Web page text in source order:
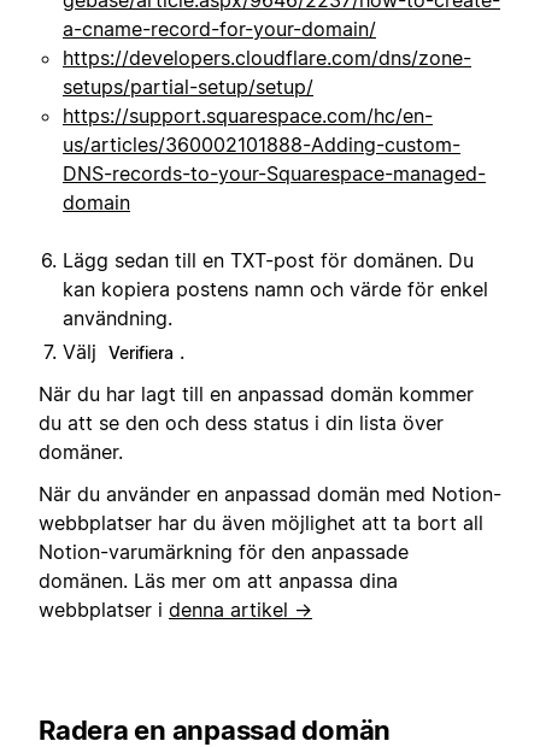
a-cname-record-for-your-domain/
https://developers.cloudflare.com/dns/zone-
setups/partial-setup/setup/
https://support.squarespace.com/hc/en-
us/articles/360002101888-Adding-custom-
DNS-records-to-your-Squarespace-managed-
domain
Lägg sedan till en TXT-post för domänen. Du
kan kopiera postens namn och värde för enkel
användning.
Välj
Verifiera .
När du har lagt till en anpassad domän kommer
du att se den och dess status i din lista över
domäner.
När du använder en anpassad domän med Notion-
webbplatser har du även möjlighet att ta bort all
Notion-varumärkning för den anpassade
domänen. Läs mer om att anpassa dina
webbplatser i denna artikel →
Radera en anpassad domän